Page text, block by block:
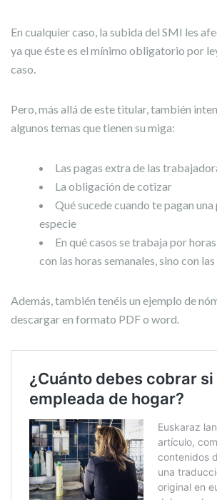
En cualquier caso, la subida del SMI les
ya que éste es el mínimo obligatorio por
caso.
Pero, más allá de este titular, también
algunos temas que tienen su miga:
Las pagas extra de las
La obligación de cotizar
Qué sucede cuando te pagan
especie
En qué casos se trabaja por
con las horas semanales, sino con
Además, también tenéis un ejemplo de
descargar en formato PDF o word.